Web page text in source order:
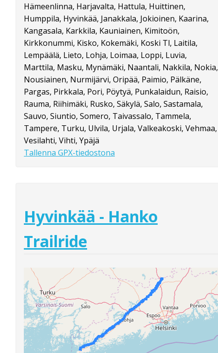
Hämeenlinna, Harjavalta, Hattula, Huittinen,
Humppila, Hyvinkää, Janakkala, Jokioinen, Kaarina,
Kangasala, Karkkila, Kauniainen, Kimitoön,
Kirkkonummi, Kisko, Kokemäki, Koski Tl, Laitila,
Lempäälä, Lieto, Lohja, Loimaa, Loppi, Luvia,
Marttila, Masku, Mynämäki, Naantali, Nakkila, Nokia,
Nousiainen, Nurmijärvi, Oripää, Paimio, Pälkäne,
Pargas, Pirkkala, Pori, Pöytyä, Punkalaidun, Raisio,
Rauma, Riihimäki, Rusko, Säkylä, Salo, Sastamala,
Sauvo, Siuntio, Somero, Taivassalo, Tammela,
Tampere, Turku, Ulvila, Urjala, Valkeakoski, Vehmaa,
Vesilahti, Vihti, Ypäjä
Tallenna GPX-tiedostona
Hyvinkää - Hanko
Trailride